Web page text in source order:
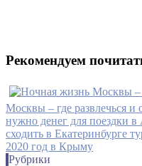
Рекомендуем
Москвы – где развлечься и
нужно денег для поездки в
сходить в Екатеринбурге
2020 год в Крыму
Рубрики